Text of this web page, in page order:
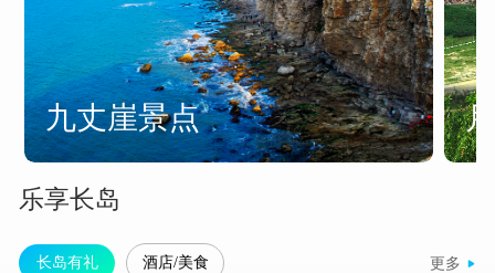
九丈崖景点
乐享长岛
长岛有礼 酒店/美食 更多 